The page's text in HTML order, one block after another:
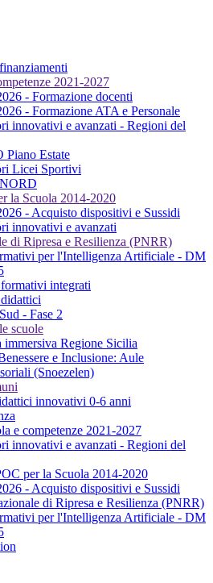
2021-2027
- Formazione docenti
- Formazione ATA e Personale
innovativi e avanzati - Regioni del
Estate
Licei Sportivi
la Scuola 2014-2020
- Acquisto dispositivi e Sussidi
innovativi e avanzati
di Ripresa e Resilienza (PNRR)
per l'Intelligenza Artificiale - DM
integrati
- Fase 2
scuole
immersiva Regione Sicilia
e Inclusione: Aule
(Snoezelen)
innovativi 0-6 anni
e competenze 2021-2027
innovativi e avanzati - Regioni del
per la Scuola 2014-2020
- Acquisto dispositivi e Sussidi
di Ripresa e Resilienza (PNRR)
per l'Intelligenza Artificiale - DM